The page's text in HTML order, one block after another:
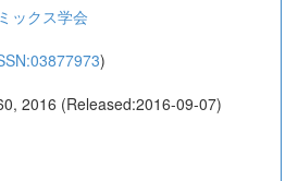
ックス学会
)
2016 (Released:2016-09-07)